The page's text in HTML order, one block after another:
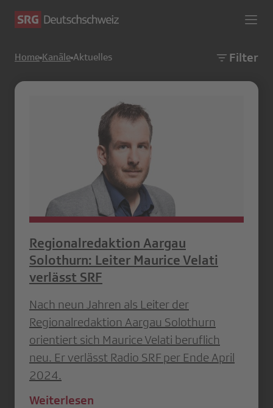
Home Kanäle Aktuelles Filter
Regionalredaktion Aargau
Solothurn: Leiter Maurice Velati
verlässt SRF
Nach neun Jahren als Leiter der
Regionalredaktion Aargau Solothurn
orientiert sich Maurice Velati beruflich
neu. Er verlässt Radio SRF per Ende April
2024.
Weiterlesen